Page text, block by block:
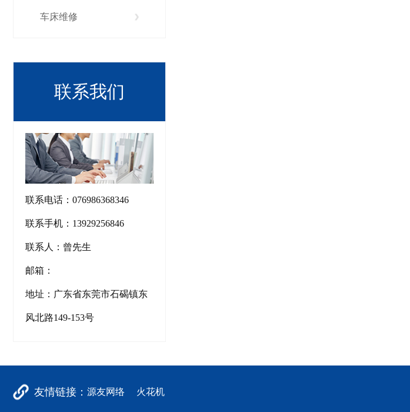
车床维修
联系我们
联系电话：076986368346
联系手机：13929256846
联系人：曾先生
邮箱：
地址：广东省东莞市石碣镇东
风北路149-153号
友情链接： 源友网络 火花机